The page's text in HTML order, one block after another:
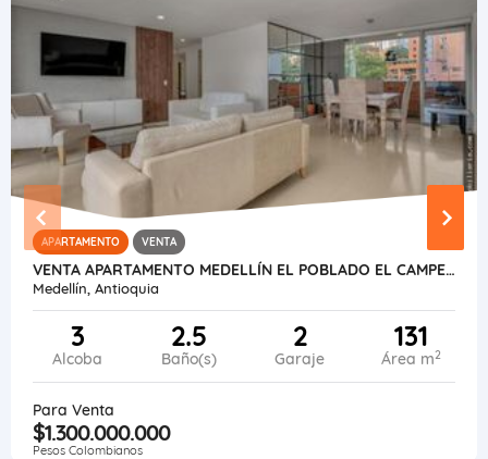
APARTAMENTO VENTA
VENTA APARTAMENTO MEDELLÍN EL POBLADO EL CAMPESTRE.
Medellín, Antioquia
3
Alcoba
2.5
Baño(s)
2
Garaje
131
Área m2
Para Venta
$1.300.000.000
Pesos Colombianos